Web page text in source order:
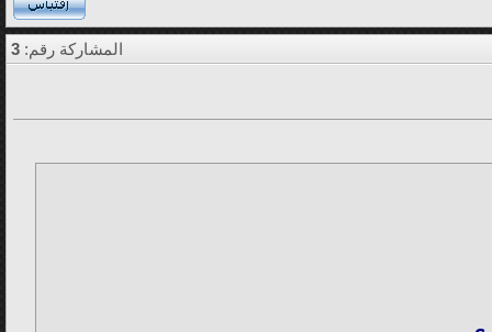
المشاركة رقم: 3